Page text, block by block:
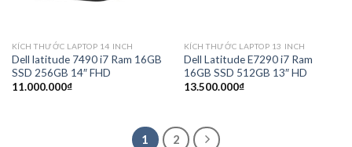
KÍCH THƯỚC LAPTOP 14 INCH
Dell latitude 7490 i7 Ram 16GB
SSD 256GB 14″ FHD
11.000.000₫
KÍCH THƯỚC LAPTOP 13 INCH
Dell Latitude E7290 i7 Ram
16GB SSD 512GB 13″ HD
13.500.000₫
1 2